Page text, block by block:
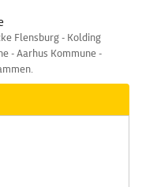
Flensburg - Kolding
- Aarhus Kommune -